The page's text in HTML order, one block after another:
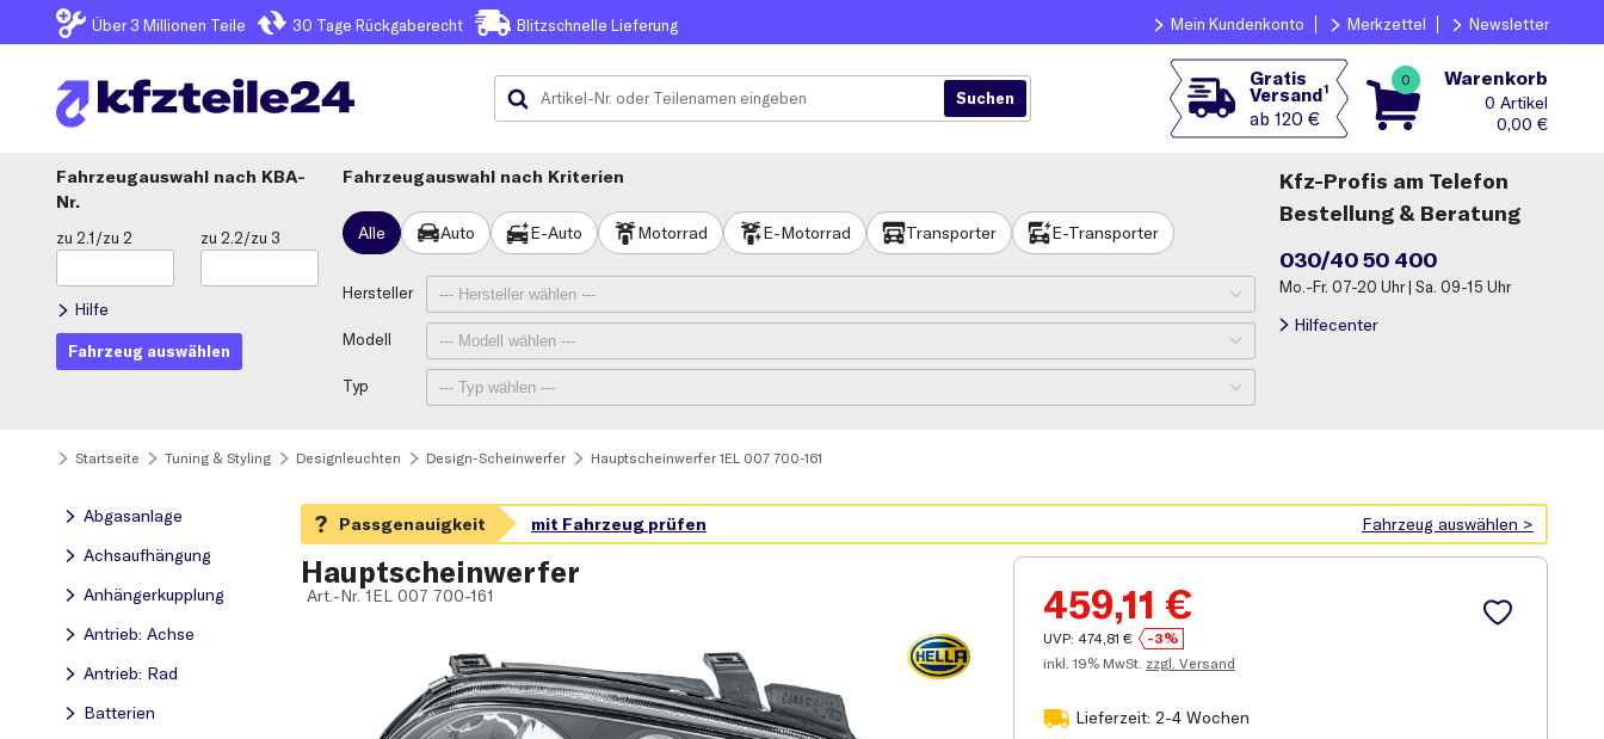
Über 3 Millionen Teile 30 Tage Rückgaberecht Blitzschnelle Lieferung Mein Kundenkonto Merkzettel Newsletter
Gratis
Versand1
ab 120 €
0 Warenkorb
0
0,00 €
Fahrzeugauswahl
KBA-
Nr.
zu 2.1/zu 2 zu 2.2/zu 3
Hilfe
Fahrzeug auswählen
Fahrzeugauswahl nach Kriterien
Alle Auto E-Auto Motorrad E-Motorrad Transporter E-Transporter
Hersteller
Modell
Typ
Kfz-Profis am Telefon
Bestellung & Beratung
030/40 50 400
Mo.-Fr. 07-20 Uhr | Sa. 09-15 Uhr
Hilfecenter
Startseite Tuning & Styling Designleuchten Design-Scheinwerfer Hauptscheinwerfer 1EL 007 700-161
Abgasanlage
Achsaufhängung
Anhängerkupplung
Antrieb: Achse
Antrieb: Rad
Batterien
Hauptscheinwerfer
Art.-Nr. 1EL 007 700-161 459,11 €
UVP: 474,81 €
-3%
inkl. 19% MwSt. zzgl. Versand
Lieferzeit: 2-4 Wochen